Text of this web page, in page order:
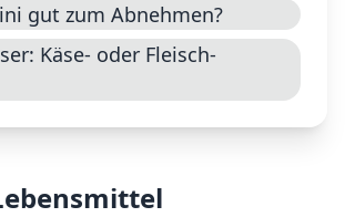
gut zum Abnehmen?
Käse- oder Fleisch-